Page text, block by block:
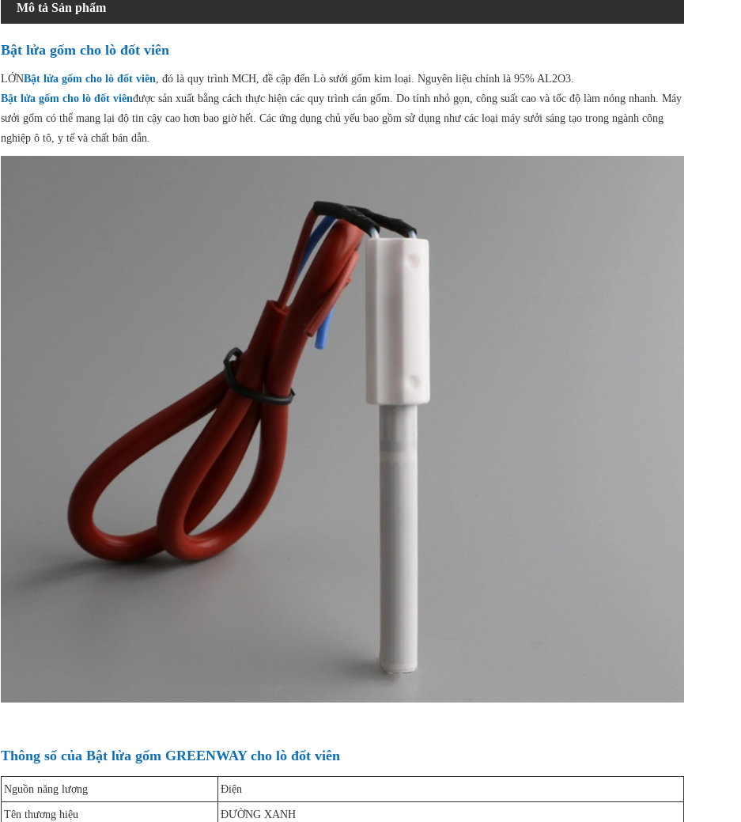
Mô tả Sản phẩm
Bật lửa gốm cho lò đốt viên
LỚNBật lửa gốm cho lò đốt viên , đó là quy trình MCH, đề cập đến Lò sưởi gốm kim loại. Nguyên liệu chính là 95% AL2O3.
Bật lửa gốm cho lò đốt viênđược sản xuất bằng cách thực hiện các quy trình cán gốm. Do tính nhỏ gọn, công suất cao và tốc độ làm nóng nhanh. Máy
sưởi gốm có thể mang lại độ tin cậy cao hơn bao giờ hết. Các ứng dụng chủ yếu bao gồm sử dụng như các loại máy sưởi sáng tạo trong ngành công
nghiệp ô tô, y tế và chất bán dẫn.
Thông số của Bật lửa gốm GREENWAY cho lò đốt viên
Nguồn năng lượng Điện
Tên thương hiệu ĐƯỜNG XANH